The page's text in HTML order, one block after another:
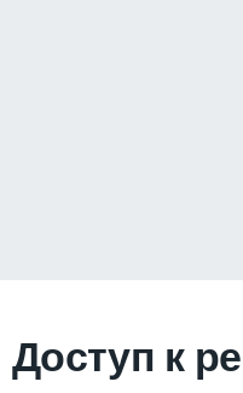
Доступ к